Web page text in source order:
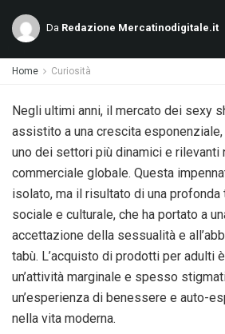
Da Redazione Mercatinodigitale.it
Home Curiosità
Negli ultimi anni, il mercato dei sexy
assistito a una crescita
uno dei settori più dinamici e rilevanti
commerciale globale. Questa
isolato, ma il risultato di una
sociale e culturale, che ha portato a
accettazione della sessualità e
tabù. L’acquisto di prodotti per adulti
un’attività marginale e spesso
un’esperienza di benessere e auto-
nella vita moderna.